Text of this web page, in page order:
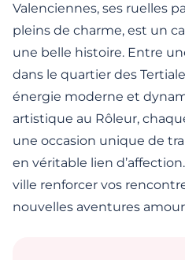
Valenciennes, ses ruelles
pleins de charme, est un
une belle histoire. Entre
dans le quartier des
énergie moderne et
artistique au Rôleur,
une occasion unique de
en véritable lien
ville renforcer vos
nouvelles aventures